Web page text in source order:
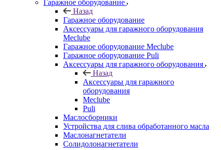
Гаражное оборудование
Назад
Гаражное оборудование
Аксессуары для гаражного оборудования
Meclube
Гаражное оборудование Meclube
Гаражное оборудование Puli
Аксессуары для гаражного оборудования
Назад
Аксессуары для гаражного
оборудования
Meclube
Puli
Маслосборники
Устройства для слива обработанного масла
Маслонагнетатели
Солидолонагнетатели